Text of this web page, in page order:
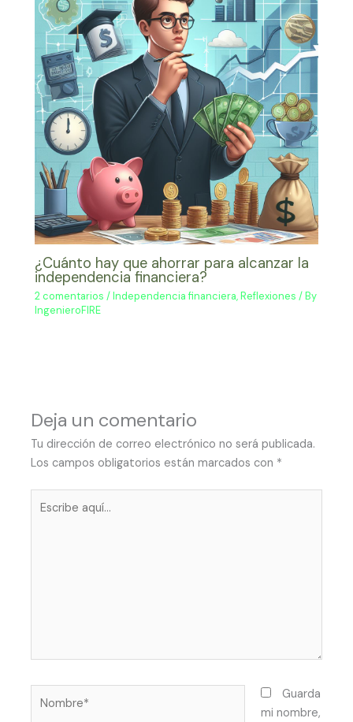
¿Cuánto hay que ahorrar para alcanzar la
independencia financiera?
2 comentarios /Independencia financiera,Reflexiones / By
IngenieroFIRE
Deja un comentario
Tu dirección de correo electrónico no será publicada.
Los campos obligatorios están marcados con *
Guarda
mi nombre,